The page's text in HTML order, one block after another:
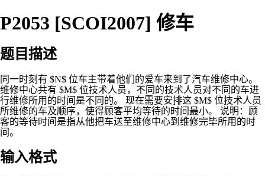
P2053 [SCOI2007] 修车
题目描述
同一时刻有 $N$ 位车主带着他们的爱车来到了汽车维修中心。
维修中心共有 $M$ 位技术人员，不同的技术人员对不同的车进
行维修所用的时间是不同的。 现在需要安排这 $M$ 位技术人员
所维修的车及顺序，使得顾客平均等待的时间最小。 说明：顾
客的等待时间是指从他把车送至维修中心到维修完毕所用的时
间。
输入格式